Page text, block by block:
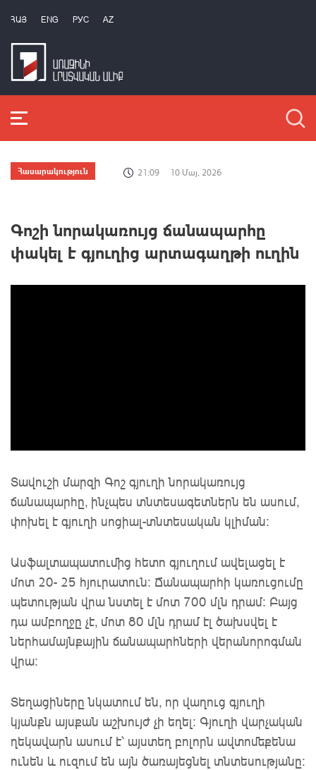
ՀԱՅ ENG РУС AZ
Հասարակություն 21:09 10 Մայ, 2026
Գոշի նորակառույց ճանապարհը
փակել է գյուղից արտագաղթի ուղին
Տավուշի մարզի Գոշ գյուղի նորակառույց
ճանապարհը, ինչպես տնտեսագետներն են ասում,
փոխել է գյուղի սոցիալ-տնտեսական կլիման:
Ասֆալտապատումից հետո գյուղում ավելացել է
մոտ 20- 25 հյուրատուն: Ճանապարհի կառուցումը
պետության վրա նստել է մոտ 700 մլն դրամ: Բայց
դա ամբողջը չէ, մոտ 80 մլն դրամ էլ ծախսվել է
ներհամայնքային ճանապարհների վերանորոգման
վրա:
Տեղացիները նկատում են, որ վաղուց գյուղի
կյանքն այսքան աշխույժ չի եղել: Գյուղի վարչական
ղեկավարն ասում է՝ այստեղ բոլորն ավտոմեքենա
ունեն և ուզում են այն ծառայեցնել տնտեսությանը։